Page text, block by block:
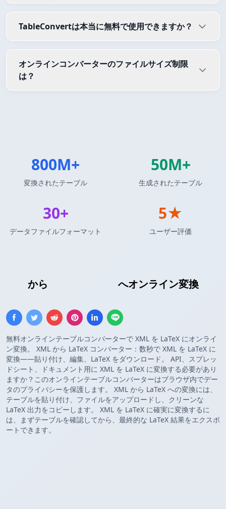
から へオンライン変換
無料オンラインテーブルコンバーターで XML を LaTeX にオンライ
ン変換。 XML から LaTeX コンバーター：数秒で XML を LaTeX に
変換——貼り付け、編集、LaTeX をダウンロード。 API、スプレッ
ドシート、ドキュメント用に XML を LaTeX に変換する必要があり
ますか？このオンラインテーブルコンバーターはブラウザ内でデー
タのプライバシーを保護します。 XML から LaTeX への変換には、
テーブルを貼り付け、ファイルをアップロードし、クリーンな
LaTeX 出力をコピーします。 XML を LaTeX に確実に変換するに
は、まずテーブルを確認してから、最終的な LaTeX 結果をエクスポ
ートできます。
TableConvertは本当に無料で使用できますか？
オンラインコンバーターのファイルサイズ制限
は？
800M+
変換されたテーブル
50M+
生成されたテーブル
30+
データファイルフォーマット
5★
ユーザー評価